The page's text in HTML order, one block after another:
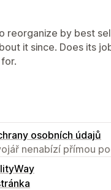
reorganize by best
it since. Does its
osobních údajů
nenabízí přímou